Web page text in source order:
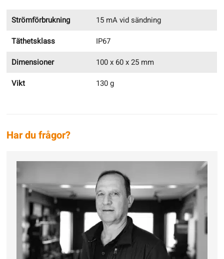
Strömförbrukning
15 mA vid sändning
Täthetsklass
IP67
Dimensioner
100 x 60 x 25 mm
Vikt
130 g
Har du frågor?